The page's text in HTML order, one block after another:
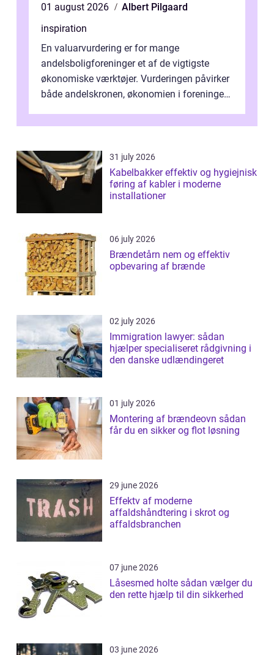
01 august 2026
Albert Pilgaard
inspiration
En valuarvurdering er for mange
andelsboligforeninger et af de vigtigste
økonomiske værktøjer. Vurderingen påvirker
både andelskronen, økonomien i foreningen
31 july 2026
Kabelbakker effektiv og hygiejnisk
føring af kabler i moderne
installationer
06 july 2026
Brændetårn nem og effektiv
opbevaring af brænde
02 july 2026
Immigration lawyer: sådan
hjælper specialiseret rådgivning i
den danske udlændingeret
01 july 2026
Montering af brændeovn sådan
får du en sikker og flot løsning
29 june 2026
Effektv af moderne
affaldshåndtering i skrot og
affaldsbranchen
07 june 2026
Låsesmed holte sådan vælger du
den rette hjælp til din sikkerhed
03 june 2026